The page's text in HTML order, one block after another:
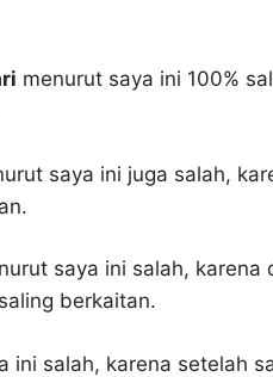
menurut saya ini 100%
saya ini juga salah,
saya ini salah, karena
berkaitan.
ini salah, karena setelah